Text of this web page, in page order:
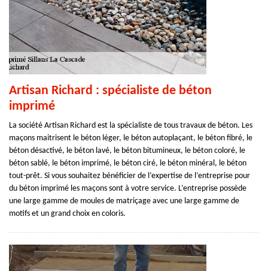
Artisan Richard : spécialiste de béton
imprimé
La société Artisan Richard est la spécialiste de tous travaux de béton. Les
maçons maitrisent le béton léger, le béton autoplaçant, le béton fibré, le
béton désactivé, le béton lavé, le béton bitumineux, le béton coloré, le
béton sablé, le béton imprimé, le béton ciré, le béton minéral, le béton
tout-prêt. Si vous souhaitez bénéficier de l’expertise de l’entreprise pour
du béton imprimé les maçons sont à votre service. L’entreprise possède
une large gamme de moules de matriçage avec une large gamme de
motifs et un grand choix en coloris.